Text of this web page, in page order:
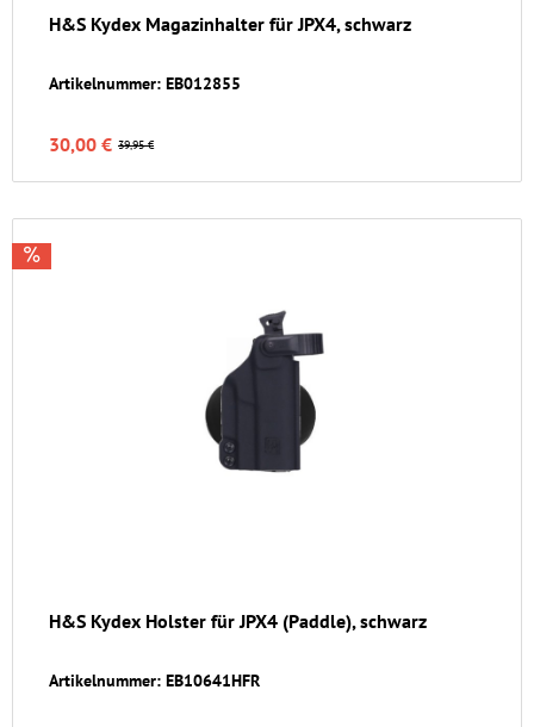
H&S Kydex Magazinhalter für JPX4, schwarz
Artikelnummer: EB012855
39,95 €
30,00 €
H&S Kydex Holster für JPX4 (Paddle), schwarz
Artikelnummer: EB10641HFR